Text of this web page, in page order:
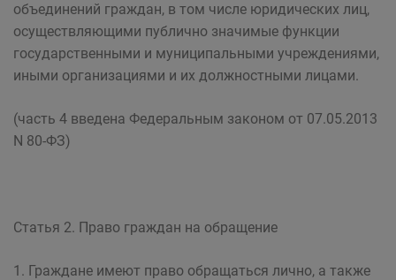
объединений граждан, в том числе юридических лиц,
осуществляющими публично значимые функции
государственными и муниципальными учреждениями,
иными организациями и их должностными лицами.
(часть 4 введена Федеральным законом от 07.05.2013
N 80-ФЗ)
Статья 2. Право граждан на обращение
1. Граждане имеют право обращаться лично, а также